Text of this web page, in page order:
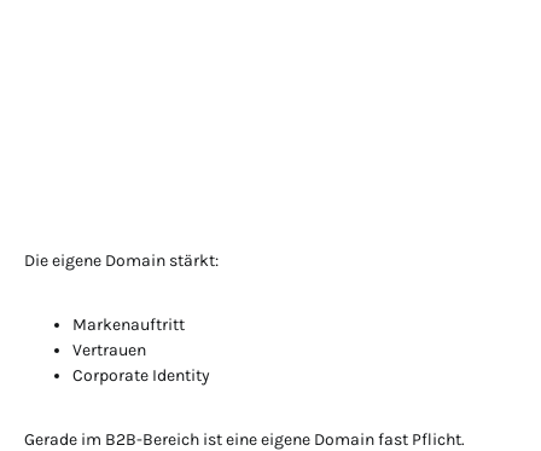
Die eigene Domain stärkt:
Markenauftritt
Vertrauen
Corporate Identity
Gerade im B2B-Bereich ist eine eigene Domain fast Pflicht.